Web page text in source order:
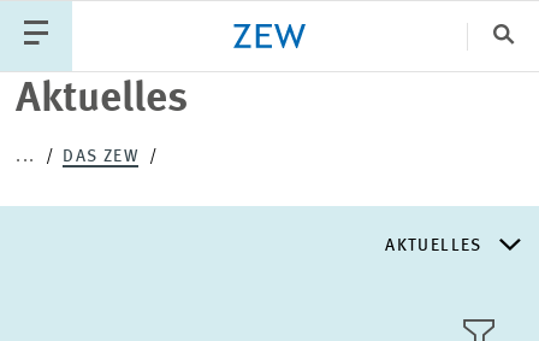
Aktuelles
... DAS ZEW
AKTUELLES
AKTUELLES